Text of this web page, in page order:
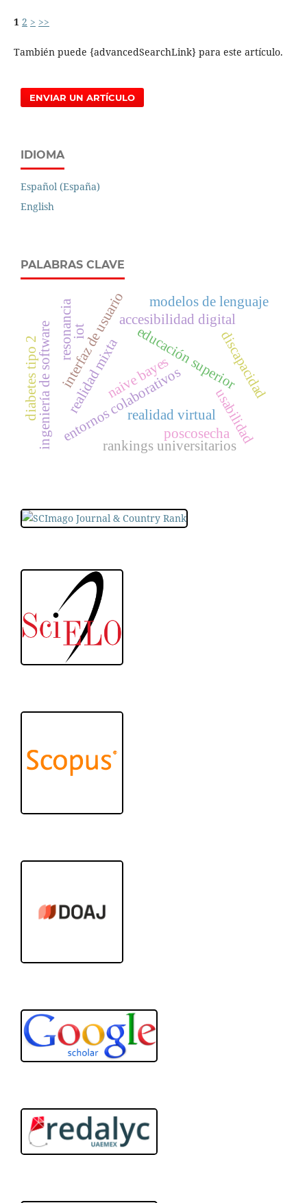
1 2 > >>
También puede {advancedSearchLink} para este artículo.
ENVIAR UN ARTÍCULO
IDIOMA
Español (España)
English
PALABRAS CLAVE
realidad mixtaeducación superior
entornos colaborativos
realidad virtual
accesibilidad digital
ingeniería de softwareinterfaz de usuario discapacidad
usabilidad
diabetes tipo 2 naive bayes
resonancia modelos de lenguaje
iot
poscosecha
rankings universitarios